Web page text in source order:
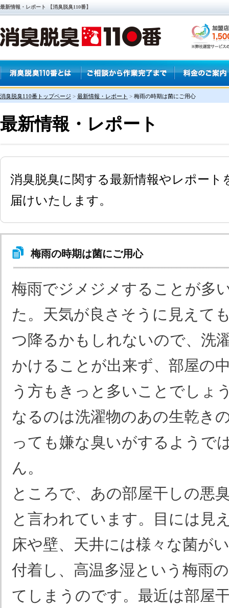
最新情報・レポート 【消臭脱臭110番】
消臭脱臭110番トップページ > 最新情報・レポート > 梅雨の時期は菌にご用心
最新情報・レポート
消臭脱臭に関する最新情報やレポー
届けいたします。
梅雨の時期は菌にご用心
梅雨でジメジメすることが多
た。天気が良さそうに見えて
つ降るかもしれないので、洗
かけることが出来ず、部屋の
う方もきっと多いことでしょ
なるのは洗濯物のあの生乾き
っても嫌な臭いがするようで
ん。
ところで、あの部屋干しの悪
と言われています。目には見
床や壁、天井には様々な菌が
付着し、高温多湿という梅雨
てしまうのです。最近は部屋